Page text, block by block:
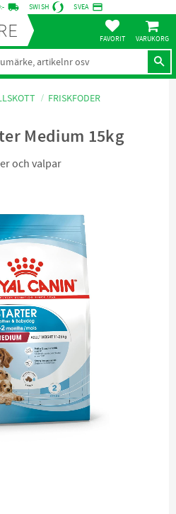
local_shipping SWISH SVEA credit_card
FAVORITER
FRISKFODER
Medium 15kg
och valpar